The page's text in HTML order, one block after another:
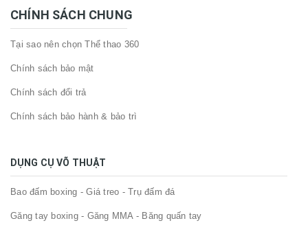
CHÍNH SÁCH CHUNG
Tại sao nên chọn Thể thao 360
Chính sách bảo mật
Chính sách đổi trả
Chính sách bảo hành & bảo trì
DỤNG CỤ VÕ THUẬT
Bao đấm boxing - Giá treo - Trụ đấm đá
Găng tay boxing - Găng MMA - Băng quấn tay